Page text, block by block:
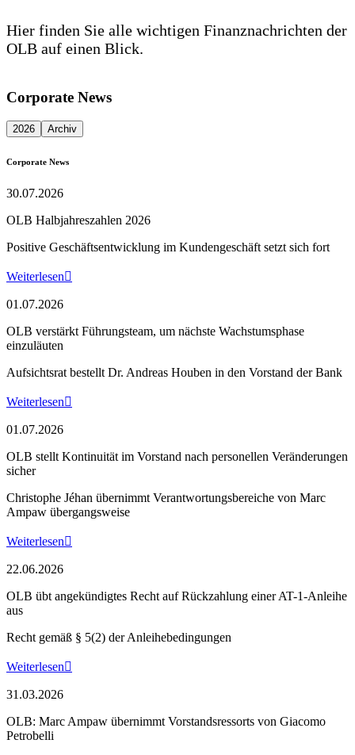
Hier finden Sie alle wichtigen Finanznachrichten der
OLB auf einen Blick.
Corporate News
2026 Archiv
Corporate News
30.07.2026
OLB Halbjahreszahlen 2026
Positive Geschäftsentwicklung im Kundengeschäft setzt sich fort
Weiterlesen
01.07.2026
OLB verstärkt Führungsteam, um nächste Wachstumsphase
einzuläuten
Aufsichtsrat bestellt Dr. Andreas Houben in den Vorstand der Bank
Weiterlesen
01.07.2026
OLB stellt Kontinuität im Vorstand nach personellen Veränderungen
sicher
Christophe Jéhan übernimmt Verantwortungsbereiche von Marc
Ampaw übergangsweise
Weiterlesen
22.06.2026
OLB übt angekündigtes Recht auf Rückzahlung einer AT-1-Anleihe
aus
Recht gemäß § 5(2) der Anleihebedingungen
Weiterlesen
31.03.2026
OLB: Marc Ampaw übernimmt Vorstandsressorts von Giacomo
Petrobelli